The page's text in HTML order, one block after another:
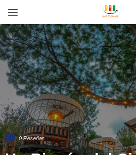
0 Reseñas